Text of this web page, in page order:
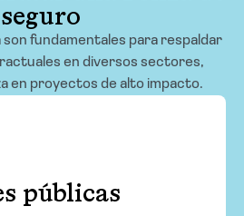
seguro
son fundamentales para respaldar
en diversos sectores,
en proyectos de alto impacto.
públicas